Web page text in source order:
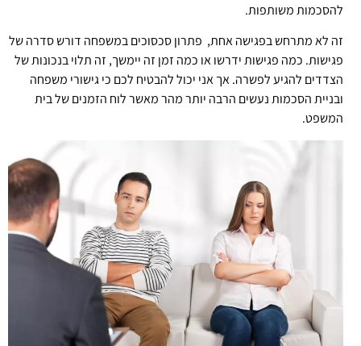
להסכמות משותפות.
זה לא מתרחש בפגישה אחת, פתרון סכסוכים במשפחה דורש סדרה של
פגישות. כמה פגישות ידרשו או כמה זמן זה יימשך, זה תלוי בנכונות של
הצדדים להגיע לפשרה. אך אני יכול להבטיח לכם כי גישורי משפחה
ובניית הסכמות נעשים הרבה יותר מהר מאשר לוח הזמנים של בית
המשפט.